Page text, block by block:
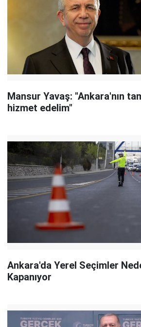
Mansur Yavaş: "Ankara'nın
hizmet edelim"
Ankara'da Yerel Seçimler
Kapanıyor